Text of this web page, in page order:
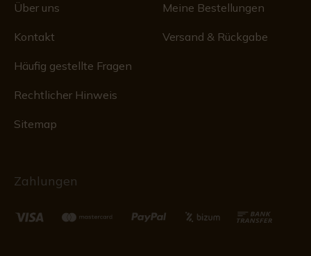
Über uns
Kontakt
Häufig gestellte Fragen
Rechtlicher Hinweis
Sitemap
Meine Bestellungen
Versand & Rückgabe
Zahlungen